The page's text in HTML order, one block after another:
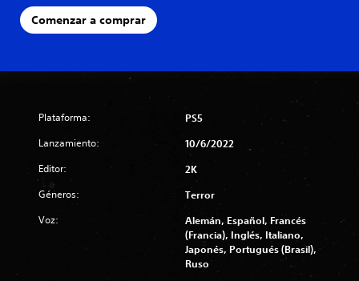
Comenzar a comprar
Plataforma: PS5
Lanzamiento: 10/6/2022
Editor: 2K
Géneros: Terror
Voz:
Alemán, Español, Francés
(Francia), Inglés, Italiano,
Japonés, Portugués (Brasil),
Ruso